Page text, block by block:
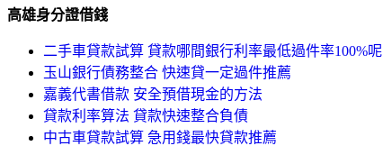
高雄身分證借錢
二手車貸款試算 貸款哪間銀行利率最低過件率100%呢
玉山銀行債務整合 快速貸一定過件推薦
嘉義代書借款 安全預借現金的方法
貸款利率算法 貸款快速整合負債
中古車貸款試算 急用錢最快貸款推薦